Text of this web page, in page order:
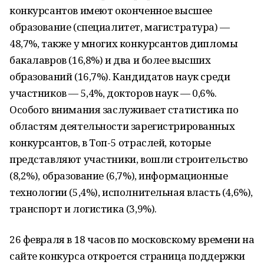
конкурсантов имеют оконченное высшее
образование (специалитет, магистратура) —
48,7%, также у многих конкурсантов дипломы
бакалавров (16,8%) и два и более высших
образований (16,7%). Кандидатов наук среди
участников — 5,4%, докторов наук — 0,6%.
Особого внимания заслуживает статистика по
областям деятельности зарегистрированных
конкурсантов, в Топ-5 отраслей, которые
представляют участники, вошли строительство
(8,2%), образование (6,7%), информационные
технологии (5,4%), исполнительная власть (4,6%),
транспорт и логистика (3,9%).
26 февраля в 18 часов по московскому времени на
сайте конкурса откроется страница поддержки